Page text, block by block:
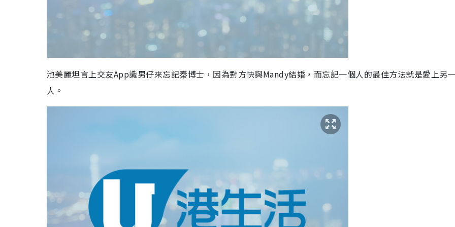
池美麗坦言上交友App識男仔來忘記秦博士，因為對方快與Mandy結婚，而忘記一個人的最佳方法就是愛上另
人。